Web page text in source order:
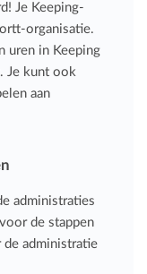
Je Keeping-
organisatie.
uren in Keeping
Je kunt ook
aan
administraties
de stappen
de administratie